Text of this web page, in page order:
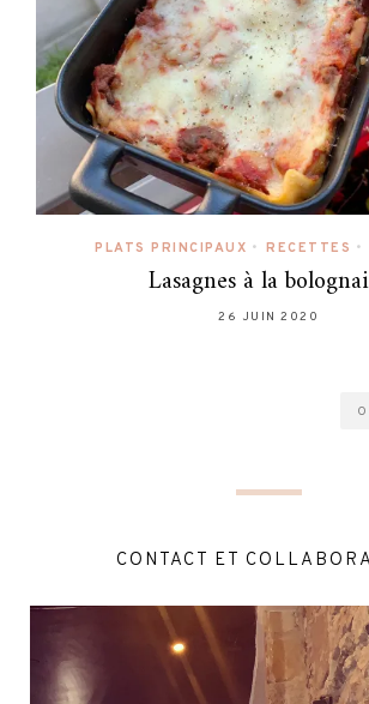
PLATS PRINCIPAUX • RECETTES •
Lasagnes à la
26 JUIN 2020
CONTACT ET